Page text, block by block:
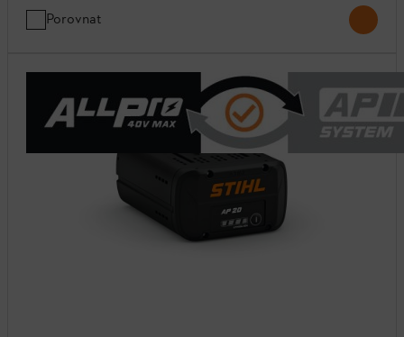
Porovnat